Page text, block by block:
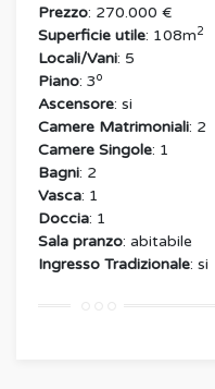
Prezzo: 270.000 €
Superficie utile: 108m2
Locali/Vani: 5
Piano: 3o
Ascensore: si
Camere Matrimoniali: 2
Camere Singole: 1
Bagni: 2
Vasca: 1
Doccia: 1
Sala pranzo: abitabile
Ingresso Tradizionale: si